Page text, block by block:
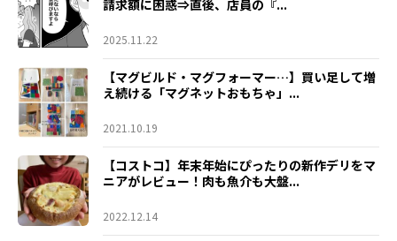
請求額に困惑⇒直後、店員の『...
2025.11.22
【マグビルド・マグフォーマー…】買い足して増
え続ける「マグネットおもちゃ」...
2021.10.19
【コストコ】年末年始にぴったりの新作デリをマ
ニアがレビュー！肉も魚介も大盤...
2022.12.14